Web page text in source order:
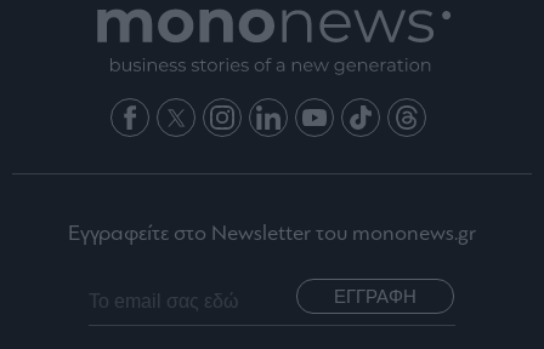
Εγγραφείτε στο Newsletter του mononews.gr
ΕΓΓΡΑΦΗ